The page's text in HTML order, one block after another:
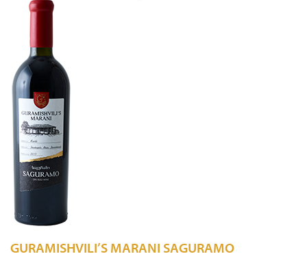
GURAMISHVILI’S MARANI SAGURAMO